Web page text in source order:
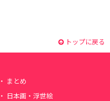
トップに戻る
まとめ
日本画・浮世絵